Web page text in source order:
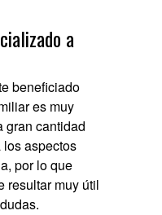
a
beneficiado
es muy
gran cantidad
aspectos
por lo que
resultar muy útil